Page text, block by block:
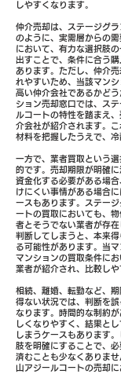
しやすくなります。
仲介売却は、ステージグ
のように、実需層からの
において、有力な選択肢
出すことで、条件に合う
あります。ただし、仲介
れやすいため、当該マン
高い仲介会社であるかど
ション売却窓口では、ス
ルコートの特性を踏まえ
介会社が紹介されます。
材料を把握したうえで、冷
一方で、業者買取という
的です。売却期限が明確
資金化する必要がある場
けにくい事情がある場合
ースもあります。ステー
ートの買取においても、
者とそうでない業者が存
判断してしまうと、本来
る可能性があります。当
マンションの買取条件に
業者が紹介され、比較しや
相続、離婚、転勤など、
得ない状況では、判断を
なります。時間的な制約
しくなりやすく、結果と
しまうケースもあります
肢を明確にすることで、
済むことも少なくありま
山アジールコートの売却